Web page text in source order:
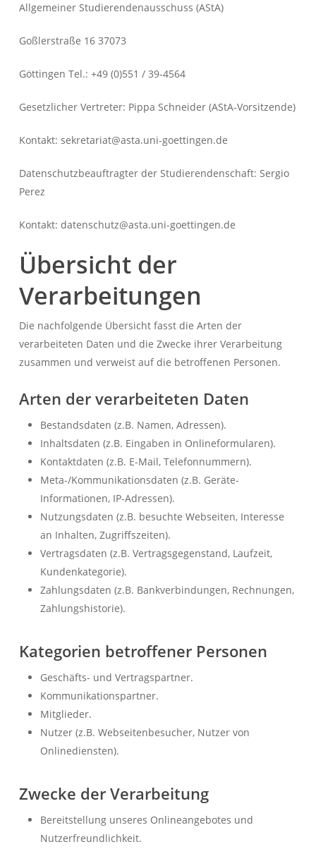
Allgemeiner Studierendenausschuss (AStA)
Goßlerstraße 16 37073
Göttingen Tel.: +49 (0)551 / 39-4564
Gesetzlicher Vertreter: Pippa Schneider (AStA-Vorsitzende)
Kontakt: sekretariat@asta.uni-goettingen.de
Datenschutzbeauftragter der Studierendenschaft: Sergio
Perez
Kontakt: datenschutz@asta.uni-goettingen.de
Übersicht der
Verarbeitungen
Die nachfolgende Übersicht fasst die Arten der
verarbeiteten Daten und die Zwecke ihrer Verarbeitung
zusammen und verweist auf die betroffenen Personen.
Arten der verarbeiteten Daten
Bestandsdaten (z.B. Namen, Adressen).
Inhaltsdaten (z.B. Eingaben in Onlineformularen).
Kontaktdaten (z.B. E-Mail, Telefonnummern).
Meta-/Kommunikationsdaten (z.B. Geräte-
Informationen, IP-Adressen).
Nutzungsdaten (z.B. besuchte Webseiten, Interesse
an Inhalten, Zugriffszeiten).
Vertragsdaten (z.B. Vertragsgegenstand, Laufzeit,
Kundenkategorie).
Zahlungsdaten (z.B. Bankverbindungen, Rechnungen,
Zahlungshistorie).
Kategorien betroffener Personen
Geschäfts- und Vertragspartner.
Kommunikationspartner.
Mitglieder.
Nutzer (z.B. Webseitenbesucher, Nutzer von
Onlinediensten).
Zwecke der Verarbeitung
Bereitstellung unseres Onlineangebotes und
Nutzerfreundlichkeit.